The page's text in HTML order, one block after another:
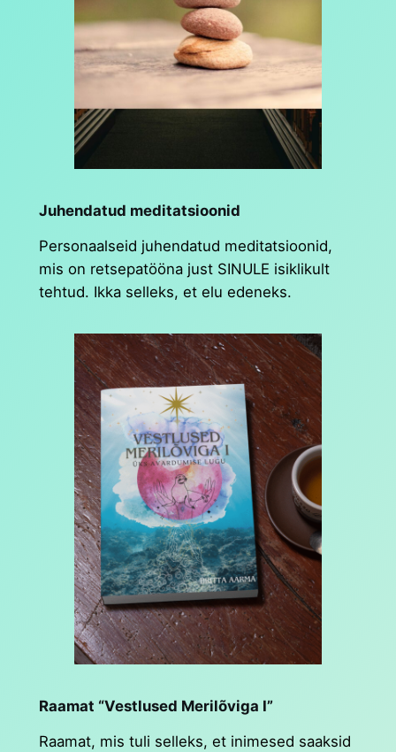
Juhendatud meditatsioonid
Personaalseid juhendatud meditatsioonid,
mis on retsepatööna just SINULE isiklikult
tehtud. Ikka selleks, et elu edeneks.
Raamat “Vestlused Merilõviga I”
Raamat, mis tuli selleks, et inimesed saaksid